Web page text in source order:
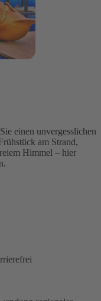
einen unvergesslichen
am Strand,
Himmel – hier